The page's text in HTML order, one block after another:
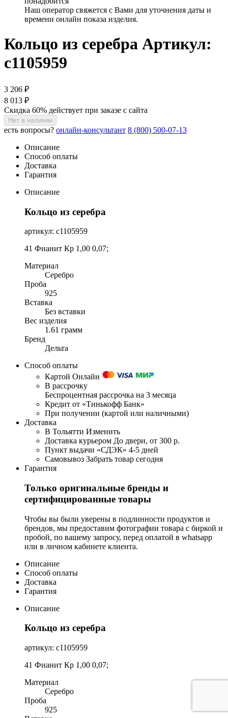
Наш оператор свяжется с Вами для уточнения даты и
времени онлайн показа изделия.
Кольцо из серебра Артикул:
с1105959
3 206 ₽
8 013 ₽
Скидка 60% действует при заказе с сайта
Нет в наличии
есть вопросы? онлайн-консультант 8 (800) 500-07-13
Описание
Способ оплаты
Доставка
Гарантия
Описание
Кольцо из серебра
артикул: с1105959
41 Фианит Кр 1,00 0,07;
Материал
Серебро
Проба
925
Вставка
Без вставки
Вес изделия
1.61 грамм
Бренд
Дельта
Способ оплаты
Картой Онлайн
В рассрочку
Беспроцентная рассрочка на 3 месяца
Кредит от «Тинькофф Банк»
При получении (картой или наличными)
Доставка
В Тольятти Изменить
Доставка курьером До двери, от 300 р.
Пункт выдачи «СДЭК» 4-5 дней
Самовывоз Забрать товар сегодня
Гарантия
Только оригинальные бренды и
сертифицированные товары
Чтобы вы были уверены в подлинности продуктов и
брендов, мы предоставим фотографии товара с биркой и
пробой, по вашему запросу, перед оплатой в whatsapp
или в личном кабинете клиента.
Описание
Способ оплаты
Доставка
Гарантия
Описание
Кольцо из серебра
артикул: с1105959
41 Фианит Кр 1,00 0,07;
Материал
Серебро
Проба
925